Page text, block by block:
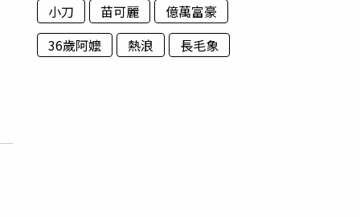
小刀 苗可麗
億萬富豪
36歲阿嬤
熱浪 長毛象